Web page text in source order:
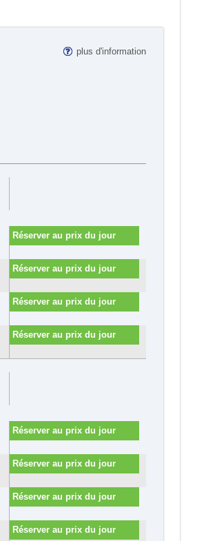
plus d'information
Réserver au prix du jour
Réserver au prix du jour
Réserver au prix du jour
Réserver au prix du jour
Réserver au prix du jour
Réserver au prix du jour
Réserver au prix du jour
Réserver au prix du jour